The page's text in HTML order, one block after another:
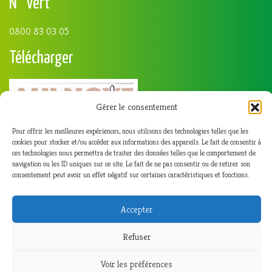
Gérer le consentement
Pour offrir les meilleures expériences, nous utilisons des technologies telles que les
cookies pour stocker et/ou accéder aux informations des appareils. Le fait de consentir à
ces technologies nous permettra de traiter des données telles que le comportement de
navigation ou les ID uniques sur ce site. Le fait de ne pas consentir ou de retirer son
consentement peut avoir un effet négatif sur certaines caractéristiques et fonctions.
Accepter
Refuser
Voir les préférences
N° Vert
0800 83 03 05
Télécharger